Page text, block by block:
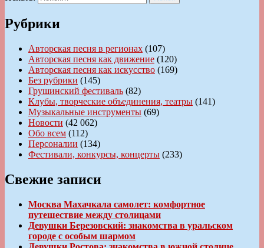
Рубрики
Авторская песня в регионах (107)
Авторская песня как движение (120)
Авторская песня как искусство (169)
Без рубрики (145)
Грушинский фестиваль (82)
Клубы, творческие объединения, театры (141)
Музыкальные инструменты (69)
Новости (42 062)
Обо всем (112)
Персоналии (134)
Фестивали, конкурсы, концерты (233)
Свежие записи
Москва Махачкала самолет: комфортное
путешествие между столицами
Девушки Березовский: знакомства в уральском
городе с особым шармом